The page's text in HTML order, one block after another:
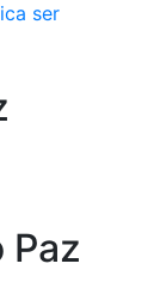
ser
Paz